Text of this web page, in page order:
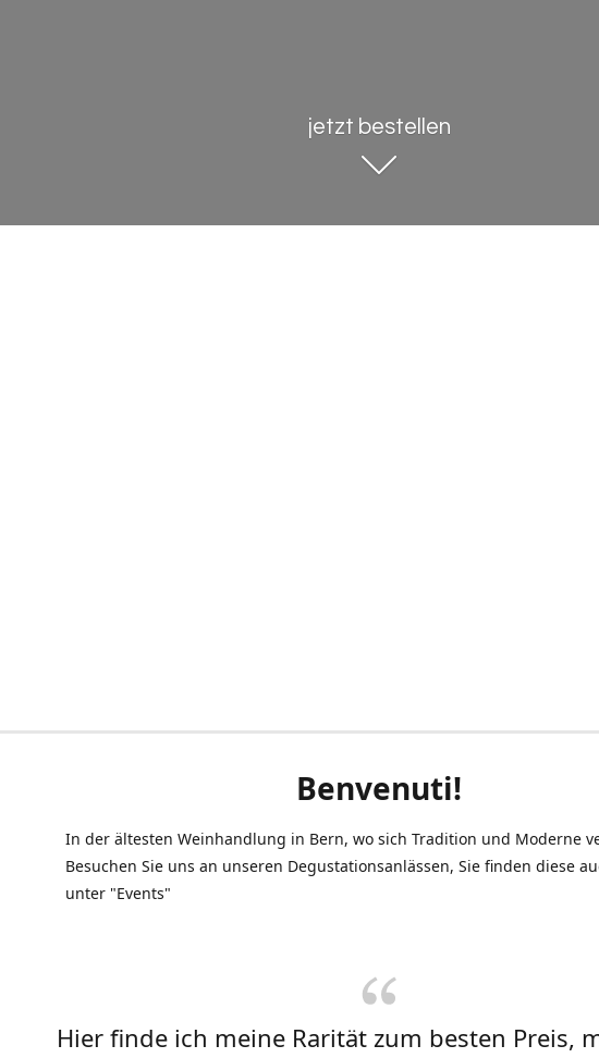
jetzt bestellen
Benvenuti!
In der ältesten Weinhandlung in Bern, wo sich Tradition und Moderne
Besuchen Sie uns an unseren Degustationsanlässen, Sie finden diese
unter "Events"
Hier finde ich meine Rarität zum besten Preis,